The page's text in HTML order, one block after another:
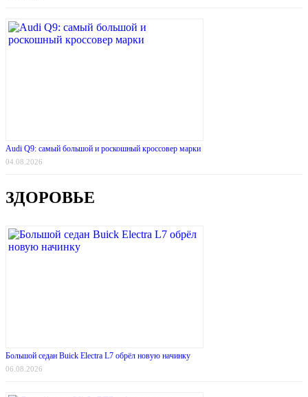
Audi Q9: самый большой и роскошный кроссовер марки
04.08.2026
ЗДОРОВЬЕ
Большой седан Buick Electra L7 обрёл новую начинку
06.08.2026